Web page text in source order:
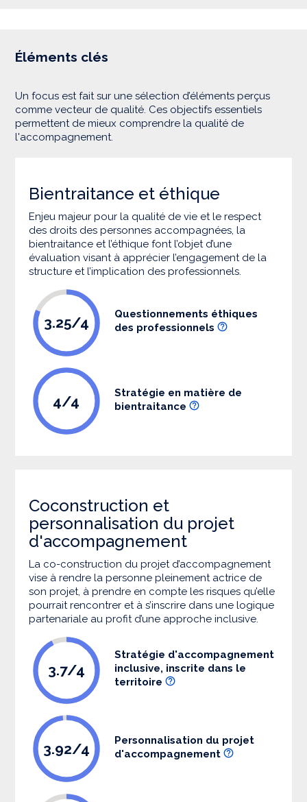
Éléments clés
Un focus est fait sur une sélection d’éléments perçus
comme vecteur de qualité. Ces objectifs essentiels
permettent de mieux comprendre la qualité de
l'accompagnement.
Bientraitance et éthique
Enjeu majeur pour la qualité de vie et le respect
des droits des personnes accompagnées, la
bientraitance et l’éthique font l’objet d’une
évaluation visant à apprécier l’engagement de la
structure et l’implication des professionnels.
3.25/4
Questionnements éthiques
des professionnels
4/4
Stratégie en matière de
bientraitance
Coconstruction et
personnalisation du projet
d'accompagnement
La co-construction du projet d’accompagnement
vise à rendre la personne pleinement actrice de
son projet, à prendre en compte les risques qu’elle
pourrait rencontrer et à s’inscrire dans une logique
partenariale au profit d’une approche inclusive.
3.7/4
Stratégie d'accompagnement
inclusive, inscrite dans le
territoire
3.92/4
Personnalisation du projet
d'accompagnement